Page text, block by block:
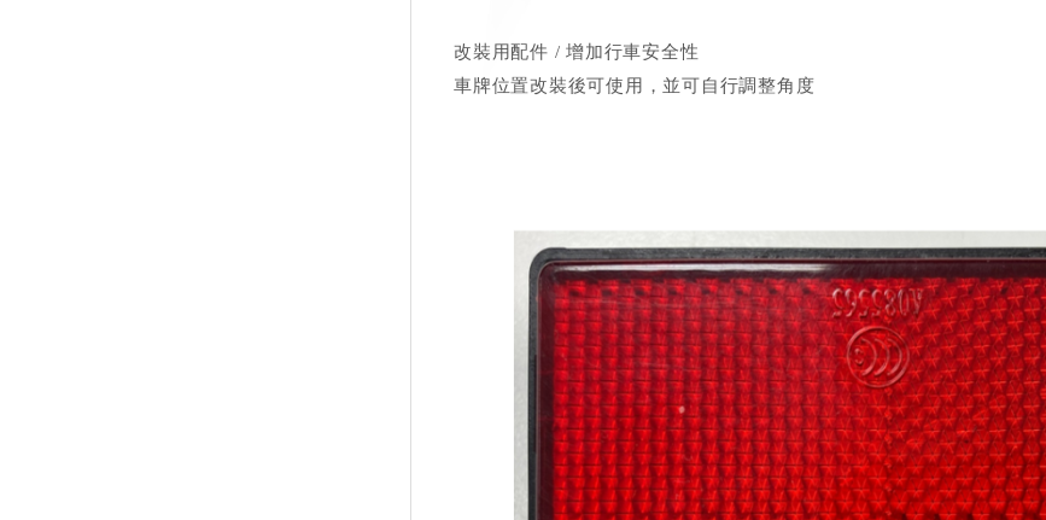
改裝用配件 / 增加行車安全性
車牌位置改裝後可使用，並可自行調整角度